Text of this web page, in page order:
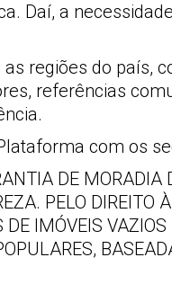
Daí, a
regiões do
referências
com os
DE MORADIA
PELO DIREITO
IMÓVEIS